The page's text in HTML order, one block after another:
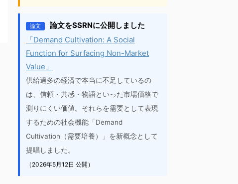
論文
論文をSSRNに公開しました
「Demand Cultivation: A Social
Function for Surfacing Non-Market
Value」
供給過多の経済で本当に不足しているの
は、信頼・共感・物語といった市場価格で
測りにくい価値。それらを需要として表現
するための社会機能「Demand
Cultivation（需要培養）」を新概念として
提唱しました。
（2026年5月12日 公開）